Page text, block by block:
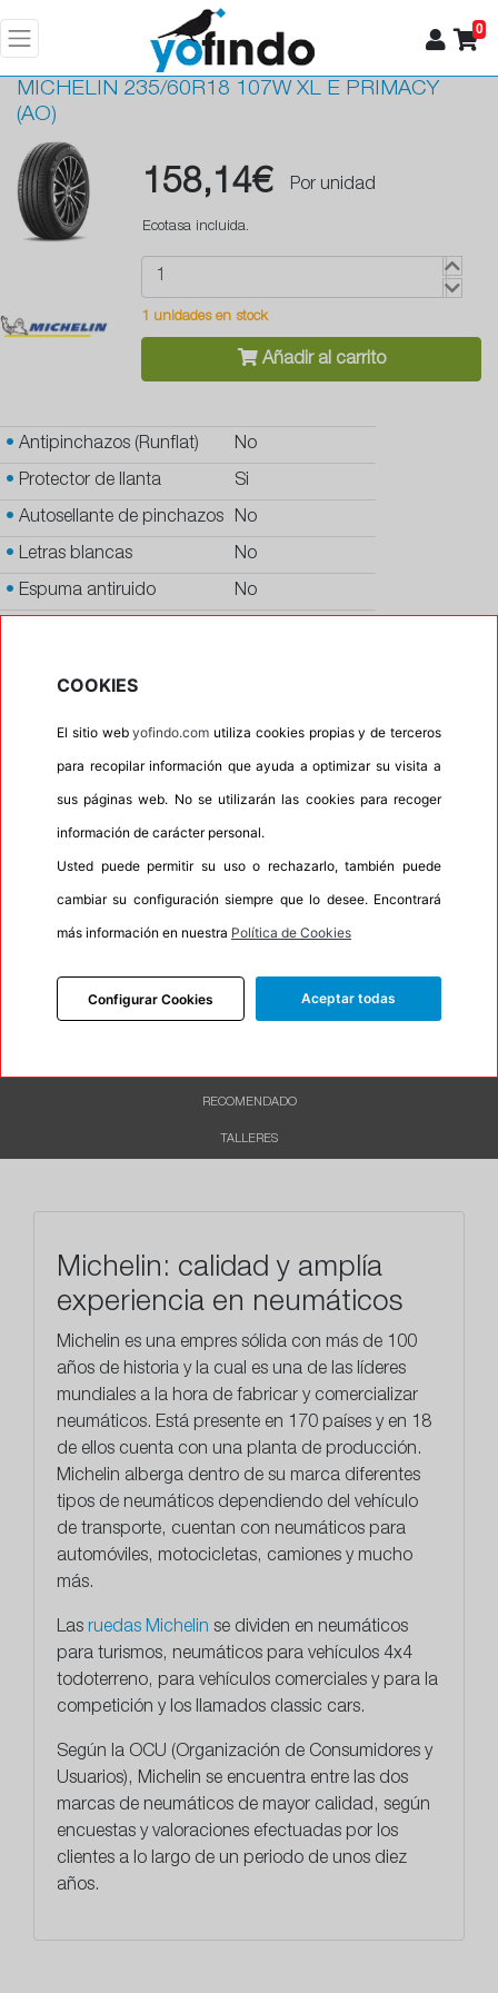
0
MICHELIN 235/60R18 107W XL E PRIMACY
(AO)
158,14€ Por unidad
Ecotasa incluida.
1 unidades en stock
Añadir al carrito
• Antipinchazos (Runflat) No
• Protector de llanta Si
• Autosellante de pinchazos No
• Letras blancas No
• Espuma antiruido No
Calidad PREMIUM
P.O.R. No
Oportunidad
RECOMENDADO
TALLERES
Michelin: calidad y amplía
experiencia en neumáticos
Michelin es una empres sólida con más de 100
años de historia y la cual es una de las líderes
mundiales a la hora de fabricar y comercializar
neumáticos. Está presente en 170 países y en 18
de ellos cuenta con una planta de producción.
Michelin alberga dentro de su marca diferentes
tipos de neumáticos dependiendo del vehículo
de transporte, cuentan con neumáticos para
automóviles, motocicletas, camiones y mucho
más.
Las ruedas Michelin se dividen en neumáticos
para turismos, neumáticos para vehículos 4x4
todoterreno, para vehículos comerciales y para la
competición y los llamados classic cars.
Según la OCU (Organización de Consumidores y
Usuarios), Michelin se encuentra entre las dos
marcas de neumáticos de mayor calidad, según
encuestas y valoraciones efectuadas por los
clientes a lo largo de un periodo de unos diez
años.
COOKIES
El sitio webyofindo.com utiliza cookies propias y de terceros
para recopilar información que ayuda a optimizar su visita a
sus páginas web. No se utilizarán las cookies para recoger
información de carácter personal.
Usted puede permitir su uso o rechazarlo, también puede
cambiar su configuración siempre que lo desee. Encontrará
más información en nuestra Política de Cookies
Configurar Cookies Aceptar todas